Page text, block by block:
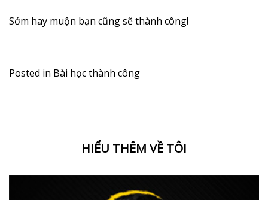
Sớm hay muộn bạn cũng sẽ thành công!
Posted in Bài học thành công
HIỂU THÊM VỀ TÔI